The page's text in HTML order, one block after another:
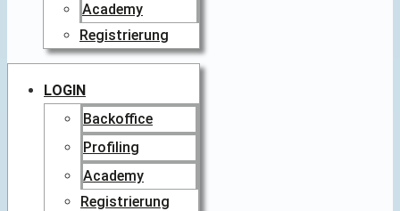
Academy
Registrierung
LOGIN
Backoffice
Profiling
Academy
Registrierung